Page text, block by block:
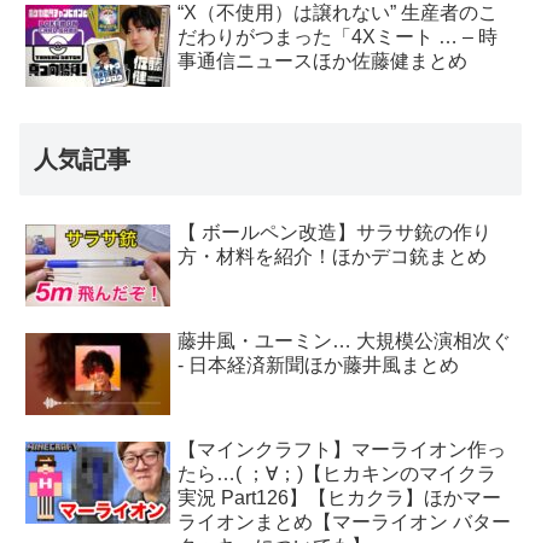
“X（不使用）は譲れない” 生産者のこ
だわりがつまった「4Xミート … – 時
事通信ニュースほか佐藤健まとめ
人気記事
【 ボールペン改造】サラサ銃の作り
方・材料を紹介！ほかデコ銃まとめ
藤井風・ユーミン… 大規模公演相次ぐ
- 日本経済新聞ほか藤井風まとめ
【マインクラフト】マーライオン作っ
たら…( ；∀；)【ヒカキンのマイクラ
実況 Part126】【ヒカクラ】ほかマー
ライオンまとめ【マーライオン バター